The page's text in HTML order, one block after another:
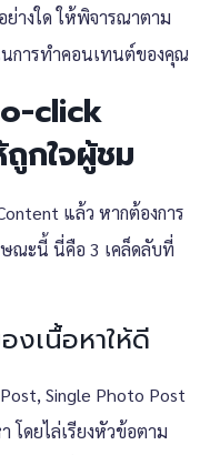
างใด ให้พิจารณาตาม
การทำคอนเทนต์ของคุณ
click
กใจผู้ชม
แล้ว หากต้องการ
ณะนี้ นี่คือ 3 เคล็ดลับที่
เนื้อหาให้ดี
Single Photo Post
โดยไล่เรียงหัวข้อตาม